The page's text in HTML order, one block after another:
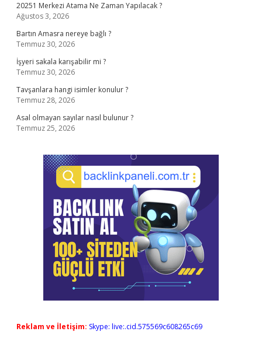
20251 Merkezi Atama Ne Zaman Yapılacak ?
Ağustos 3, 2026
Bartın Amasra nereye bağlı ?
Temmuz 30, 2026
İşyeri sakala karışabilir mi ?
Temmuz 30, 2026
Tavşanlara hangi isimler konulur ?
Temmuz 28, 2026
Asal olmayan sayılar nasıl bulunur ?
Temmuz 25, 2026
Reklam ve İletişim: Skype: live:.cid.575569c608265c69